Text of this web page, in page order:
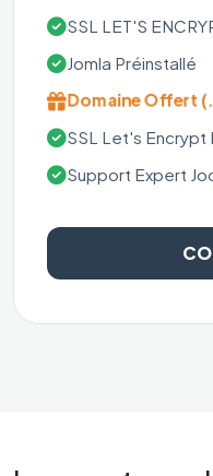
SSL LET'S
Jomla Préinstallé
Domaine Offert
SSL Let's Encrypt
Support Expert